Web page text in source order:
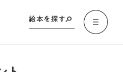
絵本を探す